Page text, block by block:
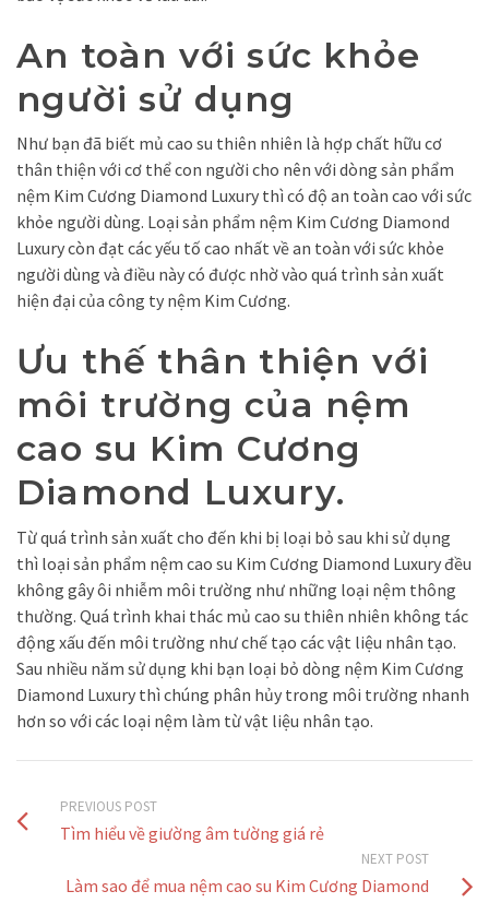
An toàn với sức khỏe
người sử dụng
Như bạn đã biết mủ cao su thiên nhiên là hợp chất hữu cơ
thân thiện với cơ thể con người cho nên với dòng sản phẩm
nệm Kim Cương Diamond Luxury thì có độ an toàn cao với sức
khỏe người dùng. Loại sản phẩm nệm Kim Cương Diamond
Luxury còn đạt các yếu tố cao nhất về an toàn với sức khỏe
người dùng và điều này có được nhờ vào quá trình sản xuất
hiện đại của công ty nệm Kim Cương.
Ưu thế thân thiện với
môi trường của nệm
cao su Kim Cương
Diamond Luxury.
Từ quá trình sản xuất cho đến khi bị loại bỏ sau khi sử dụng
thì loại sản phẩm nệm cao su Kim Cương Diamond Luxury đều
không gây ôi nhiễm môi trường như những loại nệm thông
thường. Quá trình khai thác mủ cao su thiên nhiên không tác
động xấu đến môi trường như chế tạo các vật liệu nhân tạo.
Sau nhiều năm sử dụng khi bạn loại bỏ dòng nệm Kim Cương
Diamond Luxury thì chúng phân hủy trong môi trường nhanh
hơn so với các loại nệm làm từ vật liệu nhân tạo.
PREVIOUS POST
Tìm hiểu về giường âm tường giá rẻ
NEXT POST
Làm sao để mua nệm cao su Kim Cương Diamond